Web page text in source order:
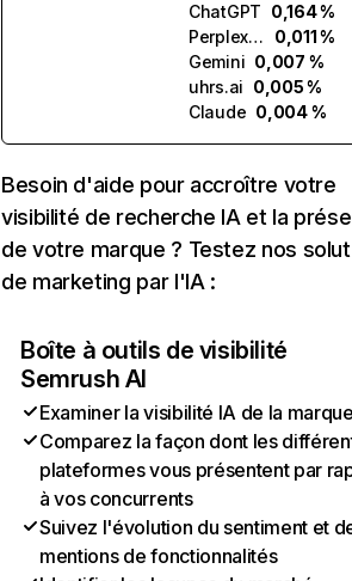
ChatGPT 0,164 %
Perplexity
0,011 %
Gemini 0,007 %
uhrs.ai 0,005 %
Claude 0,004 %
Besoin d'aide pour accroître votre
visibilité de recherche IA et la
de votre marque ? Testez nos
de marketing par l'IA :
Boîte à outils de visibilité
Semrush AI
Examiner la visibilité IA de la
Comparez la façon dont les
plateformes vous présentent par
à vos concurrents
Suivez l'évolution du sentiment et
mentions de fonctionnalités